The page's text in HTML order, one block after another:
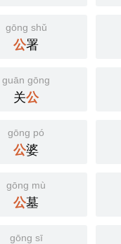
gōng shǔ
公署
guān gōng
关公
gōng pó
公婆
gōng mù
公墓
gōng sī